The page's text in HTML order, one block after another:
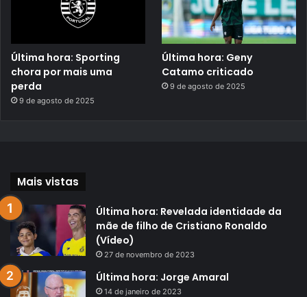
Última hora: Sporting
chora por mais uma
perda
9 de agosto de 2025
Última hora: Geny
Catamo criticado
9 de agosto de 2025
Mais vistas
Última hora: Revelada identidade da
mãe de filho de Cristiano Ronaldo
(Vídeo)
27 de novembro de 2023
Última hora: Jorge Amaral
14 de janeiro de 2023